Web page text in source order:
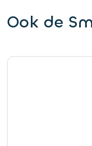
Ook de